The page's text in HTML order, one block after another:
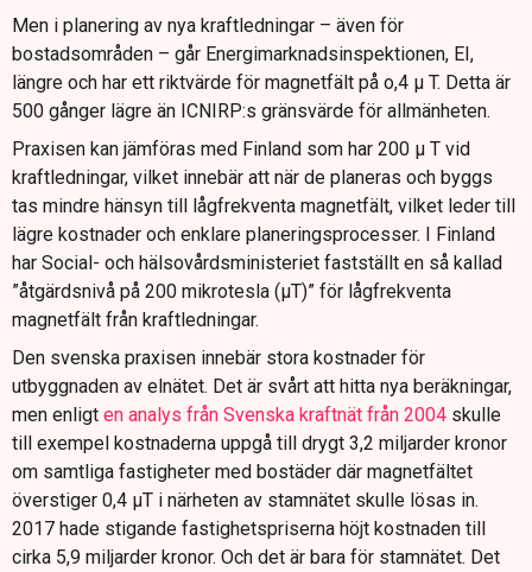
Men i planering av nya kraftledningar – även för
bostadsområden – går Energimarknadsinspektionen, EI,
längre och har ett riktvärde för magnetfält på o,4 μ T. Detta är
500 gånger lägre än ICNIRP:s gränsvärde för allmänheten.
Praxisen kan jämföras med Finland som har 200 μ T vid
kraftledningar, vilket innebär att när de planeras och byggs
tas mindre hänsyn till lågfrekventa magnetfält, vilket leder till
lägre kostnader och enklare planeringsprocesser. I Finland
har Social- och hälsovårdsministeriet fastställt en så kallad
”åtgärdsnivå på 200 mikrotesla (µT)” för lågfrekventa
magnetfält från kraftledningar.
Den svenska praxisen innebär stora kostnader för
utbyggnaden av elnätet. Det är svårt att hitta nya beräkningar,
men enligt en analys från Svenska kraftnät från 2004 skulle
till exempel kostnaderna uppgå till drygt 3,2 miljarder kronor
om samtliga fastigheter med bostäder där magnetfältet
överstiger 0,4 µT i närheten av stamnätet skulle lösas in.
2017 hade stigande fastighetspriserna höjt kostnaden till
cirka 5,9 miljarder kronor. Och det är bara för stamnätet. Det